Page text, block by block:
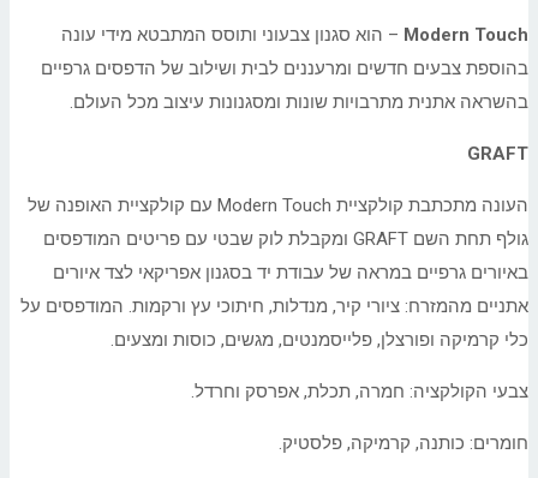
Modern Touch – הוא סגנון צבעוני ותוסס המתבטא מידי עונה
בהוספת צבעים חדשים ומרעננים לבית ושילוב של הדפסים גרפיים
בהשראה אתנית מתרבויות שונות ומסגנונות עיצוב מכל העולם.
GRAFT
העונה מתכתבת קולקציית Modern Touch עם קולקציית האופנה של
גולף תחת השם GRAFT ומקבלת לוק שבטי עם פריטים המודפסים
באיורים גרפיים במראה של עבודת יד בסגנון אפריקאי לצד איורים
אתניים מהמזרח: ציורי קיר, מנדלות, חיתוכי עץ ורקמות. המודפסים על
כלי קרמיקה ופורצלן, פלייסמנטים, מגשים, כוסות ומצעים.
צבעי הקולקציה: חמרה, תכלת, אפרסק וחרדל.
חומרים: כותנה, קרמיקה, פלסטיק.